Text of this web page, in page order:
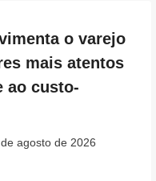
o varejo
mais atentos
ao custo-
agosto de 2026